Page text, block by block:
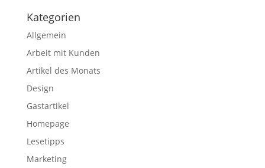
Kategorien
Allgemein
Arbeit mit Kunden
Artikel des Monats
Design
Gastartikel
Homepage
Lesetipps
Marketing